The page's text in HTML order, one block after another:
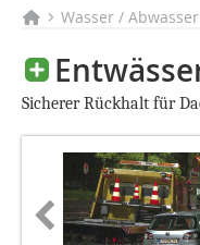
Wasser / Abwasser
Sicherer Rückhalt für